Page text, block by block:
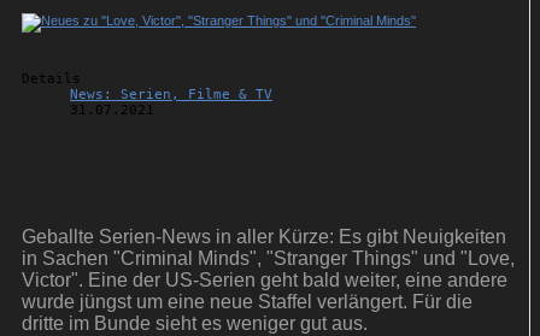
Details
News: Serien, Filme & TV
31.07.2021
Geballte Serien-News in aller Kürze: Es gibt Neuigkeiten
in Sachen "Criminal Minds", "Stranger Things" und "Love,
Victor". Eine der US-Serien geht bald weiter, eine andere
wurde jüngst um eine neue Staffel verlängert. Für die
dritte im Bunde sieht es weniger gut aus.